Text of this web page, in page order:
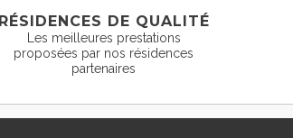
RÉSIDENCES DE QUALITÉ
Les meilleures prestations
proposées par nos résidences
partenaires